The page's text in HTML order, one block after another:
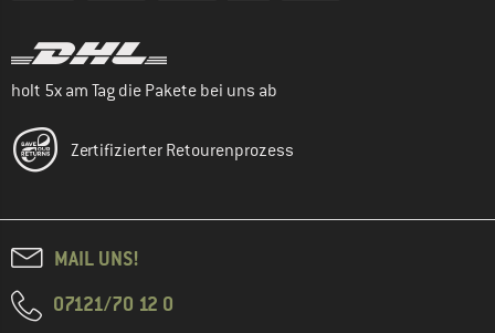
holt 5x am Tag die Pakete bei uns ab
Zertifizierter Retourenprozess
MAIL UNS!
07121/70 12 0